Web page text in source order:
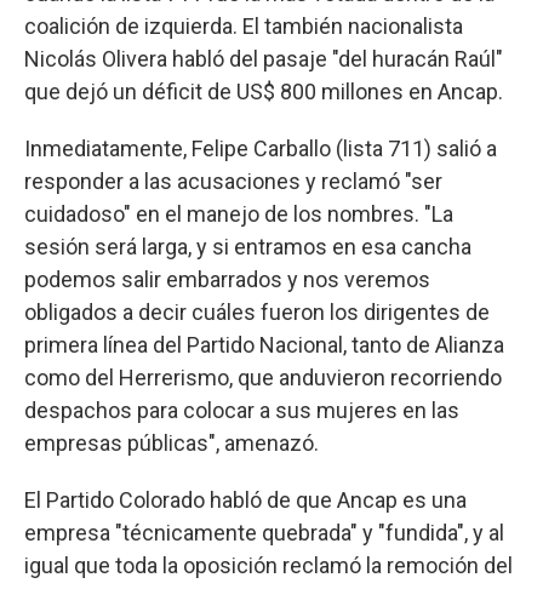
coalición de izquierda. El también nacionalista
Nicolás Olivera habló del pasaje "del huracán Raúl"
que dejó un déficit de US$ 800 millones en Ancap.
Inmediatamente, Felipe Carballo (lista 711) salió a
responder a las acusaciones y reclamó "ser
cuidadoso" en el manejo de los nombres. "La
sesión será larga, y si entramos en esa cancha
podemos salir embarrados y nos veremos
obligados a decir cuáles fueron los dirigentes de
primera línea del Partido Nacional, tanto de Alianza
como del Herrerismo, que anduvieron recorriendo
despachos para colocar a sus mujeres en las
empresas públicas", amenazó.
El Partido Colorado habló de que Ancap es una
empresa "técnicamente quebrada" y "fundida", y al
igual que toda la oposición reclamó la remoción del